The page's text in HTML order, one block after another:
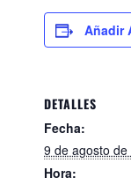
Añadir
DETALLES
Fecha:
9 de agosto de
Hora: